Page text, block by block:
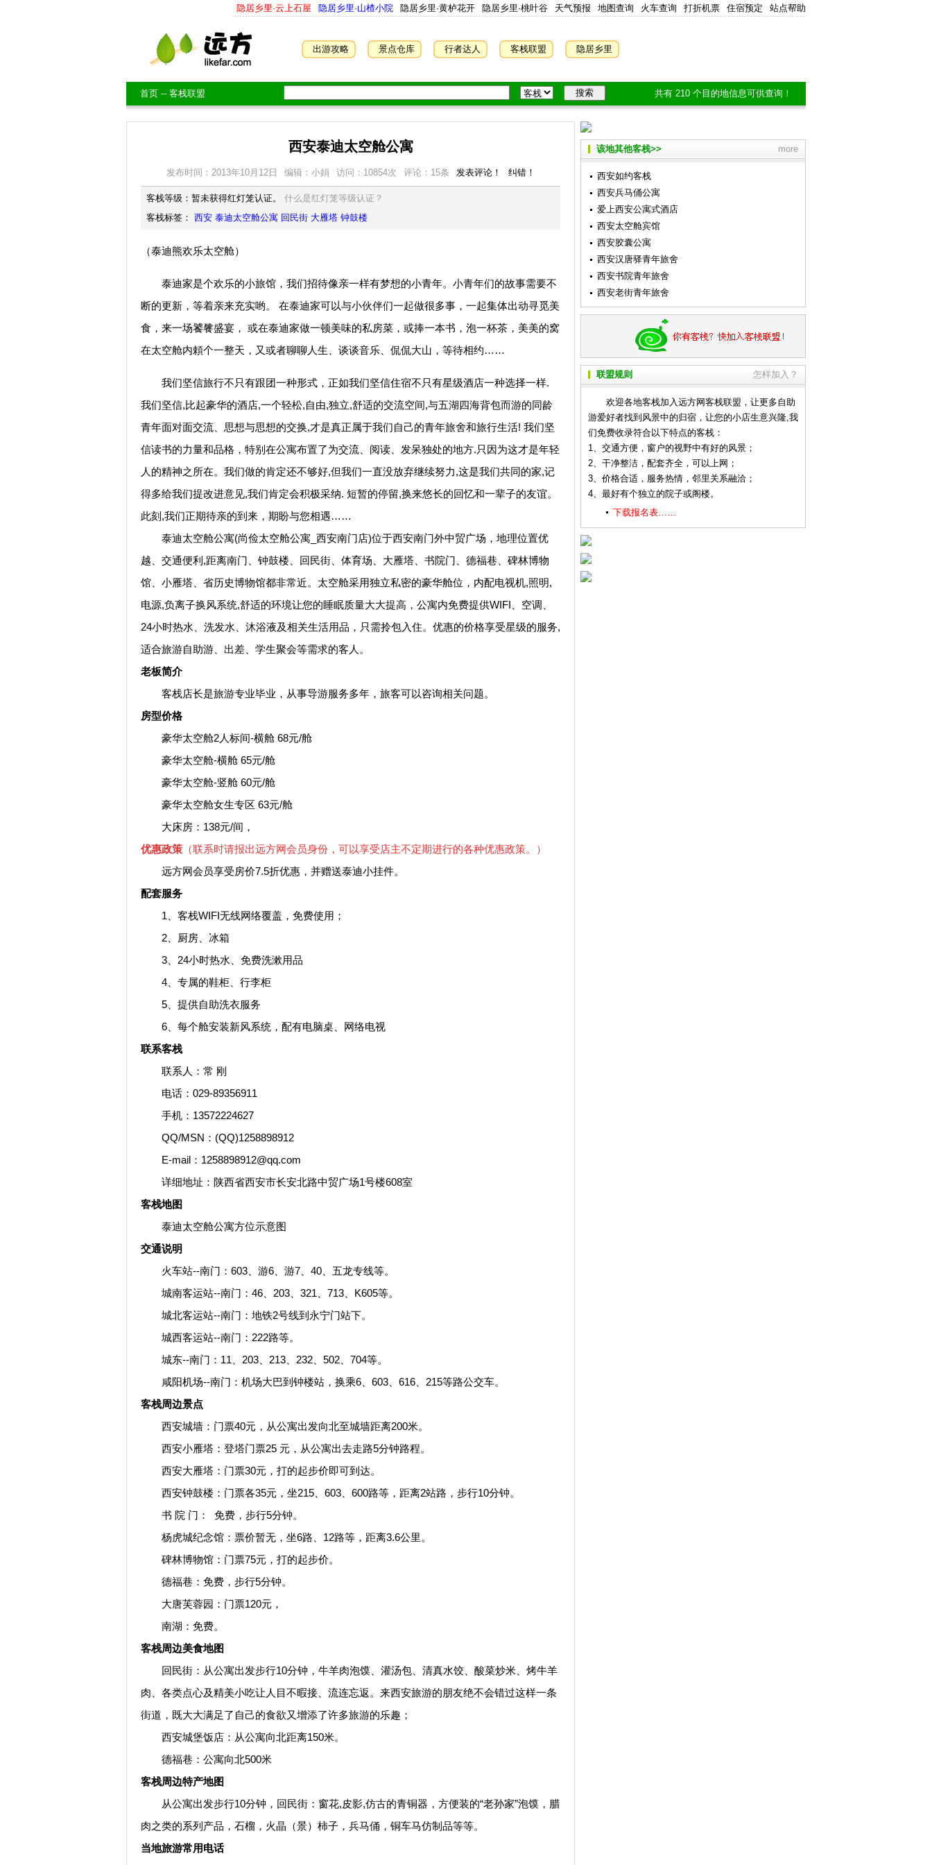
隐居乡里·云上石屋 隐居乡里·山楂小院 隐居乡里·黄栌花开 隐居乡里·桃叶谷 天气预报 地图查询 火车查询 打折机票 住宿预定 站点帮助
出游攻略 景点仓库 行者达人 客栈联盟 隐居乡里
共有 210 个目的地信息可供查询！
首页 -- 客栈联盟
西安泰迪太空舱公寓
发布时间：2013年10月12日 编辑：小娟 访问： 10854次 评论：15条 发表评论！ 纠错！
客栈等级：暂未获得红灯笼认证。 什么是红灯笼等级认证？
客栈标签： 西安 泰迪太空舱公寓 回民街 大雁塔 钟鼓楼
（泰迪熊欢乐太空舱）
泰迪家是个欢乐的小旅馆，我们招待像亲一样有梦想的小青年。小青年们的故事需要不
断的更新，等着亲来充实哟。 在泰迪家可以与小伙伴们一起做很多事，一起集体出动寻觅美
食，来一场饕餮盛宴， 或在泰迪家做一顿美味的私房菜，或捧一本书，泡一杯茶，美美的窝
在太空舱内頼个一整天，又或者聊聊人生、谈谈音乐、侃侃大山，等待相约……
我们坚信旅行不只有跟团一种形式，正如我们坚信住宿不只有星级酒店一种选择一样.
我们坚信,比起豪华的酒店,一个轻松,自由,独立,舒适的交流空间,与五湖四海背包而游的同龄
青年面对面交流、思想与思想的交换,才是真正属于我们自己的青年旅舍和旅行生活! 我们坚
信读书的力量和品格，特别在公寓布置了为交流、阅读、发呆独处的地方.只因为这才是年轻
人的精神之所在。我们做的肯定还不够好,但我们一直没放弃继续努力,这是我们共同的家,记
得多给我们提改进意见,我们肯定会积极采纳. 短暂的停留,换来悠长的回忆和一辈子的友谊。
此刻,我们正期待亲的到来，期盼与您相遇……
泰迪太空舱公寓(尚俭太空舱公寓_西安南门店)位于西安南门外中贸广场，地理位置优
越、交通便利,距离南门、钟鼓楼、回民街、体育场、大雁塔、书院门、德福巷、碑林博物
馆、小雁塔、省历史博物馆都非常近。太空舱采用独立私密的豪华舱位，内配电视机,照明,
电源,负离子换风系统,舒适的环境让您的睡眠质量大大提高，公寓内免费提供WIFI、空调、
24小时热水、洗发水、沐浴液及相关生活用品，只需拎包入住。优惠的价格享受星级的服务,
适合旅游自助游、出差、学生聚会等需求的客人。
老板简介
客栈店长是旅游专业毕业，从事导游服务多年，旅客可以咨询相关问题。
房型价格
豪华太空舱2人标间-横舱 68元/舱
豪华太空舱-横舱 65元/舱
豪华太空舱-竖舱 60元/舱
豪华太空舱女生专区 63元/舱
大床房：138元/间，
优惠政策 （联系时请报出远方网会员身份，可以享受店主不定期进行的各种优惠政策。）
远方网会员享受房价7.5折优惠，并赠送泰迪小挂件。
配套服务
1、客栈WIFI无线网络覆盖，免费使用；
2、厨房、冰箱
3、24小时热水、免费洗漱用品
4、专属的鞋柜、行李柜
5、提供自助洗衣服务
6、每个舱安装新风系统，配有电脑桌、网络电视
联系客栈
联系人：常 刚
电话：029-89356911
手机：13572224627
QQ/MSN：(QQ)1258898912
E-mail：1258898912@qq.com
详细地址：陕西省西安市长安北路中贸广场1号楼608室
客栈地图
泰迪太空舱公寓方位示意图
交通说明
火车站--南门：603、游6、游7、40、五龙专线等。
城南客运站--南门：46、203、321、713、K605等。
城北客运站--南门：地铁2号线到永宁门站下。
城西客运站--南门：222路等。
城东--南门：11、203、213、232、502、704等。
咸阳机场--南门：机场大巴到钟楼站，换乘6、603、616、215等路公交车。
客栈周边景点
西安城墙：门票40元，从公寓出发向北至城墙距离200米。
西安小雁塔：登塔门票25 元，从公寓出去走路5分钟路程。
西安大雁塔：门票30元，打的起步价即可到达。
西安钟鼓楼：门票各35元，坐215、603、600路等，距离2站路，步行10分钟。
书 院 门： 免费，步行5分钟。
杨虎城纪念馆：票价暂无，坐6路、12路等，距离3.6公里。
碑林博物馆：门票75元，打的起步价。
德福巷：免费，步行5分钟。
大唐芙蓉园：门票120元，
南湖：免费。
客栈周边美食地图
回民街：从公寓出发步行10分钟，牛羊肉泡馍、灌汤包、清真水饺、酸菜炒米、烤牛羊
肉、各类点心及精美小吃让人目不暇接、流连忘返。来西安旅游的朋友绝不会错过这样一条
街道，既大大满足了自己的食欲又增添了许多旅游的乐趣；
西安城堡饭店：从公寓向北距离150米。
德福巷：公寓向北500米
客栈周边特产地图
从公寓出发步行10分钟，回民街：窗花,皮影,仿古的青铜器，方便装的“老孙家”泡馍，腊
肉之类的系列产品，石榴，火晶（景）柿子，兵马俑，铜车马仿制品等等。
当地旅游常用电话
more
该地其他客栈>>
西安如约客栈
西安兵马俑公寓
爱上西安公寓式酒店
西安太空舱宾馆
西安胶囊公寓
西安汉唐驿青年旅舍
西安书院青年旅舍
西安老街青年旅舍
怎样加入？
联盟规则
欢迎各地客栈加入远方网客栈联盟，让更多自助
游爱好者找到风景中的归宿，让您的小店生意兴隆,我
们免费收录符合以下特点的客栈：
1、交通方便，窗户的视野中有好的风景；
2、干净整洁，配套齐全，可以上网；
3、价格合适，服务热情，邻里关系融洽；
4、最好有个独立的院子或阁楼。
下载报名表……